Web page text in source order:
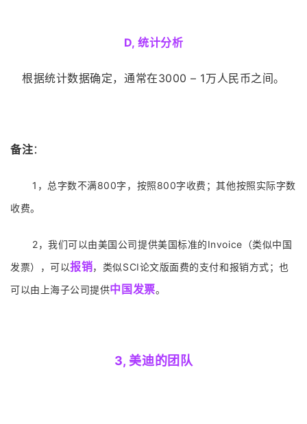
D, 统计分析
根据统计数据确定，通常在3000 – 1万人民币之间。
备注：
1，总字数不满800字，按照800字收费；其他按照实际字数
收费。
2，我们可以由美国公司提供美国标准的Invoice（类似中国
发票），可以报销，类似SCI论文版面费的支付和报销方式；也
可以由上海子公司提供中国发票。
3, 美迪的团队